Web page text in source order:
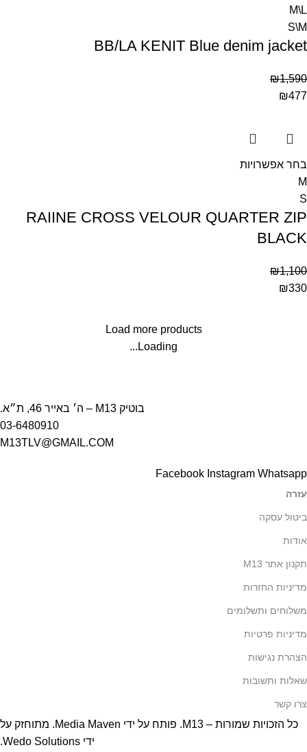
M\L
S\M
BB/LA KENIT Blue denim jacket
₪1,590
₪477
בחר אפשרויות
M
S
RAIINE CROSS VELOUR QUARTER ZIP
BLACK
₪1,100
₪330
Load more products
Loading...
בוטיק M13 – ה׳ באייר 46, ת״א.
03-6480910
Facebook Instagram Whatsapp
עזרה
ביטול עסקה
אודות
תקנון אתר M13
מדיניות החזרות
משלוחים ותשלומים
מדיניות פרטיות
הצהרת נגישות
שאלות ותשובות
צרו קשר
כל הזכויות שמורות – M13. פותח על ידי Media Maven. מתוחזק על
ידי Wedo Solutions
.